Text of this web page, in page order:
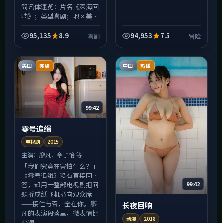
简讯体速览：片名《深海回
响》；类型喜剧；地区美
克制、压迫感、后劲偏大。
地...
95,135 8.9 喜剧 94,953 7.5 冒险
美国 完结
99:42
零号追缉
电视剧 2015
主演：廖凡、章子怡 等
「我们究竟在害怕什么？」
《零号追缉》没有直接回
答，却用一整部电视剧把问
题折成纸飞机扔向观众席
——接住与否，全在你。廖
凡的表演段落里，微表情比
中国 热播
99:42
长夜回响
动漫 2018